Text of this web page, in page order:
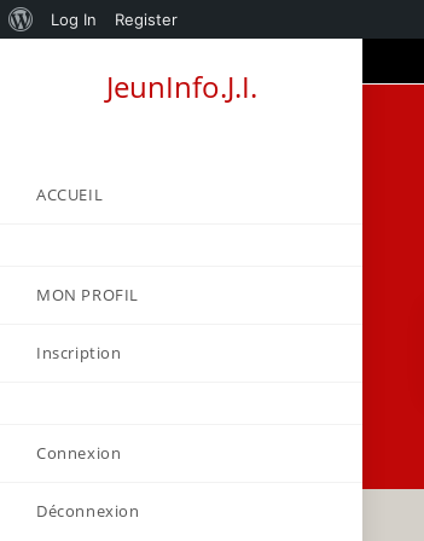
About
Log In Register
to
JeunInfo.J.I.
ACCUEIL
MON PROFIL
Inscription
Connexion
Déconnexion